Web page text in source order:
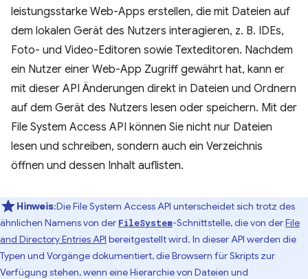
leistungsstarke Web-Apps erstellen, die mit Dateien auf
dem lokalen Gerät des Nutzers interagieren, z. B. IDEs,
Foto- und Video-Editoren sowie Texteditoren. Nachdem
ein Nutzer einer Web-App Zugriff gewährt hat, kann er
mit dieser API Änderungen direkt in Dateien und Ordnern
auf dem Gerät des Nutzers lesen oder speichern. Mit der
File System Access API können Sie nicht nur Dateien
lesen und schreiben, sondern auch ein Verzeichnis
öffnen und dessen Inhalt auflisten.
Hinweis:Die File System Access API unterscheidet sich trotz des
ähnlichen Namens von der FileSystem-Schnittstelle, die von derFile
and Directory Entries API bereitgestellt wird. In dieser API werden die
Typen und Vorgänge dokumentiert, die Browsern für Skripts zur
Verfügung stehen, wenn eine Hierarchie von Dateien und